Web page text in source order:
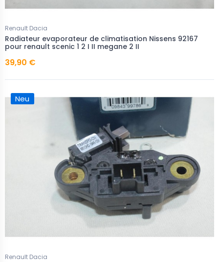
Renault Dacia
Radiateur evaporateur de climatisation Nissens 92167
pour renault scenic 1 2 I II megane 2 II
39,90 €
Neu
Renault Dacia